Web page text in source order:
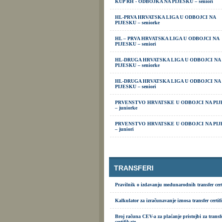
KUP RH - ODBOJKA NA PIJESKU – seniori
HL-PRVA HRVATSKA LIGA U ODBOJCI NA
PIJESKU – seniorke
HL – PRVA HRVATSKA LIGA U ODBOJCI NA
PIJESKU – seniori
HL-DRUGA HRVATSKA LIGA U ODBOJCI NA
PIJESKU – seniorke
HL-DRUGA HRVATSKA LIGA U ODBOJCI NA
PIJESKU – seniori
PRVENSTVO HRVATSKE U ODBOJCI NA
– juniorke
PRVENSTVO HRVATSKE U ODBOJCI NA
– juniori
TRANSFERI
Pravilnik o izdavanju međunarodnih transfer
Kalkulator za izračunavanje iznosa transfer
Broj računa CEV-a za plaćanje pristojbi za